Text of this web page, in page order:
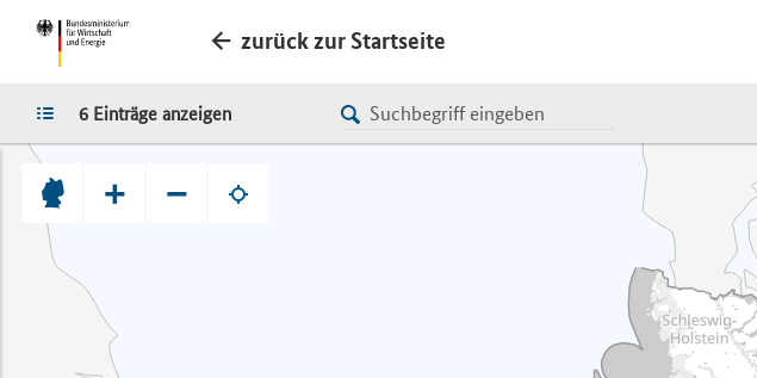
zurück zur Startseite
LISTE
6 Einträge anzeigen
+ −